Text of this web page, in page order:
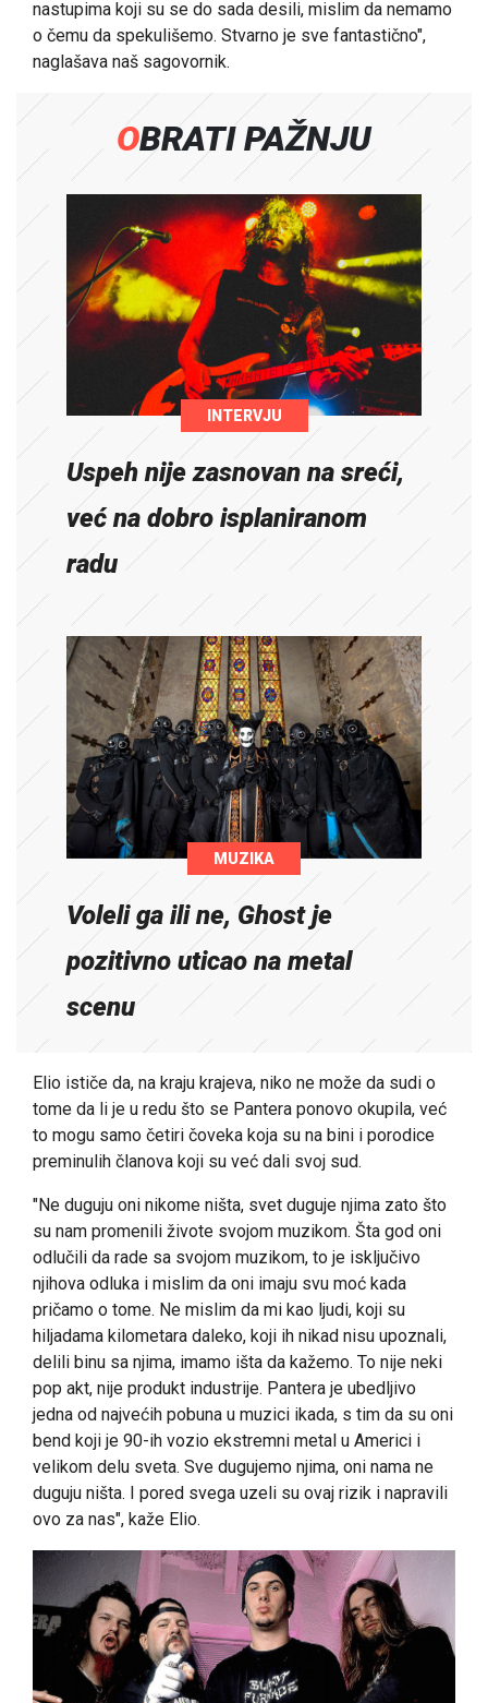
nastupima koji su se do sada desili, mislim da nemamo
o čemu da spekulišemo. Stvarno je sve fantastično",
naglašava naš sagovornik.
OBRATI PAŽNJU
INTERVJU
Uspeh nije zasnovan na sreći,
već na dobro isplaniranom
radu
MUZIKA
Voleli ga ili ne, Ghost je
pozitivno uticao na metal
scenu
Elio ističe da, na kraju krajeva, niko ne može da sudi o
tome da li je u redu što se Pantera ponovo okupila, već
to mogu samo četiri čoveka koja su na bini i porodice
preminulih članova koji su već dali svoj sud.
"Ne duguju oni nikome ništa, svet duguje njima zato što
su nam promenili živote svojom muzikom. Šta god oni
odlučili da rade sa svojom muzikom, to je isključivo
njihova odluka i mislim da oni imaju svu moć kada
pričamo o tome. Ne mislim da mi kao ljudi, koji su
hiljadama kilometara daleko, koji ih nikad nisu upoznali,
delili binu sa njima, imamo išta da kažemo. To nije neki
pop akt, nije produkt industrije. Pantera je ubedljivo
jedna od najvećih pobuna u muzici ikada, s tim da su oni
bend koji je 90-ih vozio ekstremni metal u Americi i
velikom delu sveta. Sve dugujemo njima, oni nama ne
duguju ništa. I pored svega uzeli su ovaj rizik i napravili
ovo za nas", kaže Elio.